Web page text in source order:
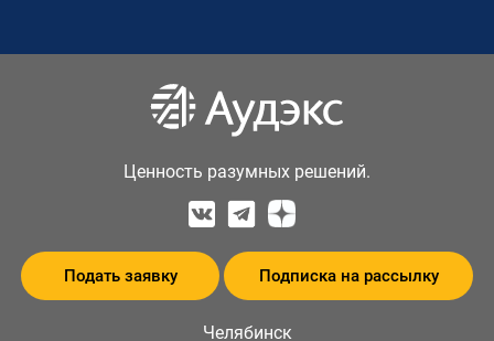
Ценность разумных решений.
Подать заявку Подписка на рассылку
Челябинск